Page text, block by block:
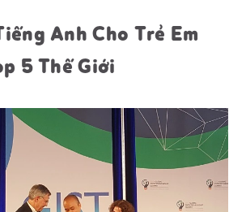
Anh Cho Trẻ Em
5 Thế Giới